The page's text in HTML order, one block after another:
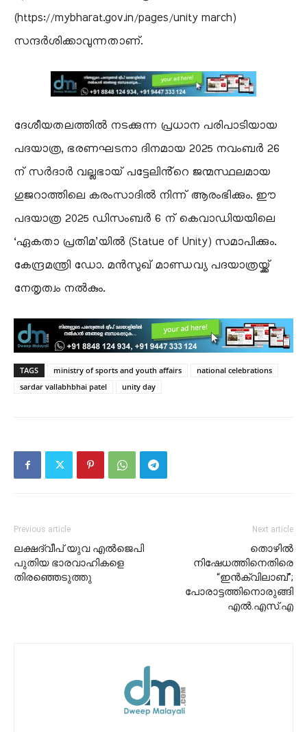
(https://mybharat.gov.in/pages/unity march)
സന്ദർശിക്കാവുന്നതാണ്.
ദേശീയതലത്തിൽ നടക്കുന്ന പ്രധാന പരിപാടിയായ
പദയാത്ര, ഭരണഘടനാ ദിനമായ 2025 നവംബർ 26
ന് സർദാർ വല്ലഭായ് പട്ടേലിൻ്റെ ജന്മസ്ഥലമായ
ഗുജറാത്തിലെ കരംസാദിൽ നിന്ന് ആരംഭിക്കും. ഈ
പദയാത്ര 2025 ഡിസംബർ 6 ന് കെവാഡിയയിലെ
‘ഏകതാ പ്രതിമ’യിൽ (Statue of Unity) സമാപിക്കും.
കേന്ദ്രമന്ത്രി ഡോ. മൻസുഖ് മാണ്ഡവ്യ പദയാത്രയ്ക്ക്
നേതൃത്വം നൽകും.
TAGS ministry of sports and youth affairs
national celebrations
sardar vallabhbhai patel
unity day
Previous article
ലക്ഷദ്വീപ് യുവ എൽജെപി
പുതിയ ഭാരവാഹികളെ
തിരഞ്ഞെടുത്തു
Next article
തൊഴിൽ
നിഷേധത്തിനെതിരെ
“ഇൻക്വിലാബ്”;
പോരാട്ടത്തിനൊരുങ്ങി
എൽ.എസ്.എ